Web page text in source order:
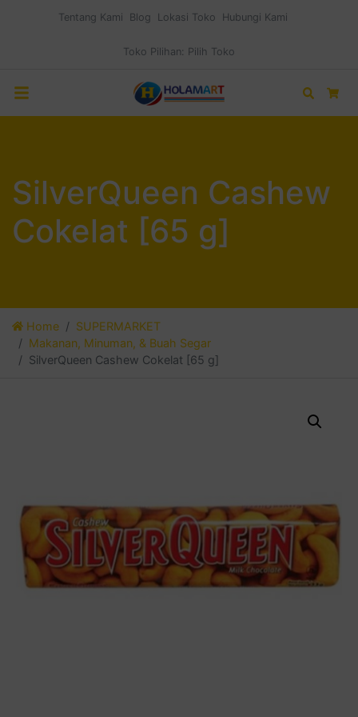
Tentang Kami Blog Lokasi Toko Hubungi Kami
Toko Pilihan: Pilih Toko
Search
SilverQueen Cashew
Cokelat [65 g]
Home
SUPERMARKET
Makanan, Minuman, & Buah Segar
SilverQueen Cashew Cokelat [65 g]